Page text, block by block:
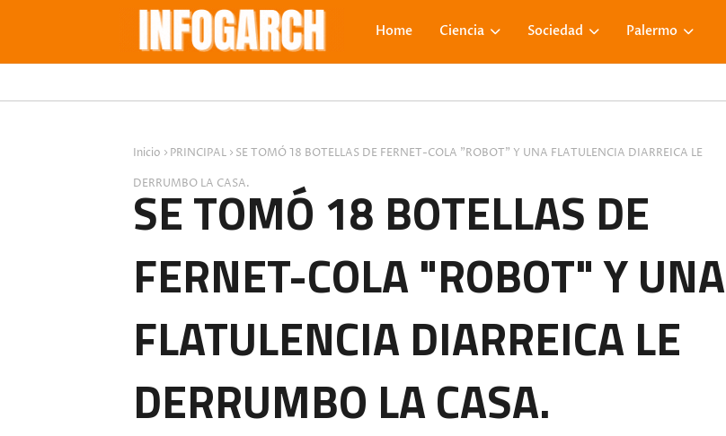
Home Ciencia Sociedad Palermo
Inicio PRINCIPAL
SE TOMÓ 18 BOTELLAS DE FERNET-COLA "ROBOT" Y UNA FLATULENCIA DIARREICA LE
DERRUMBO LA CASA.
SE TOMÓ 18 BOTELLAS DE
FERNET-COLA "ROBOT" Y UNA
FLATULENCIA DIARREICA LE
DERRUMBO LA CASA.